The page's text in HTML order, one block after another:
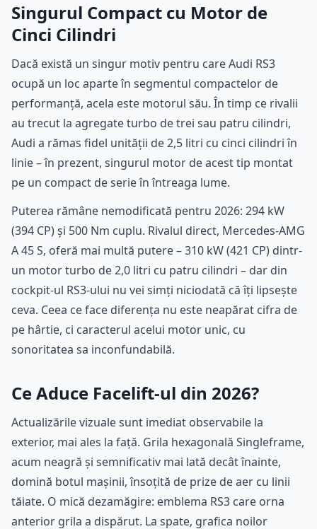
Singurul Compact cu Motor de
Cinci Cilindri
Dacă există un singur motiv pentru care Audi RS3
ocupă un loc aparte în segmentul compactelor de
performanță, acela este motorul său. În timp ce rivalii
au trecut la agregate turbo de trei sau patru cilindri,
Audi a rămas fidel unității de 2,5 litri cu cinci cilindri în
linie – în prezent, singurul motor de acest tip montat
pe un compact de serie în întreaga lume.
Puterea rămâne nemodificată pentru 2026: 294 kW
(394 CP) și 500 Nm cuplu. Rivalul direct, Mercedes-AMG
A 45 S, oferă mai multă putere – 310 kW (421 CP) dintr-
un motor turbo de 2,0 litri cu patru cilindri – dar din
cockpit-ul RS3-ului nu vei simți niciodată că îți lipsește
ceva. Ceea ce face diferența nu este neapărat cifra de
pe hârtie, ci caracterul acelui motor unic, cu
sonoritatea sa inconfundabilă.
Ce Aduce Facelift-ul din 2026?
Actualizările vizuale sunt imediat observabile la
exterior, mai ales la față. Grila hexagonală Singleframe,
acum neagră și semnificativ mai lată decât înainte,
domină botul mașinii, însoțită de prize de aer cu linii
tăiate. O mică dezamăgire: emblema RS3 care orna
anterior grila a dispărut. La spate, grafica noilor